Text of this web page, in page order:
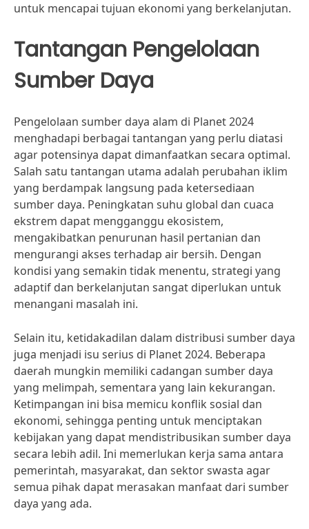
untuk mencapai tujuan ekonomi yang berkelanjutan.
Tantangan Pengelolaan
Sumber Daya
Pengelolaan sumber daya alam di Planet 2024
menghadapi berbagai tantangan yang perlu diatasi
agar potensinya dapat dimanfaatkan secara optimal.
Salah satu tantangan utama adalah perubahan iklim
yang berdampak langsung pada ketersediaan
sumber daya. Peningkatan suhu global dan cuaca
ekstrem dapat mengganggu ekosistem,
mengakibatkan penurunan hasil pertanian dan
mengurangi akses terhadap air bersih. Dengan
kondisi yang semakin tidak menentu, strategi yang
adaptif dan berkelanjutan sangat diperlukan untuk
menangani masalah ini.
Selain itu, ketidakadilan dalam distribusi sumber daya
juga menjadi isu serius di Planet 2024. Beberapa
daerah mungkin memiliki cadangan sumber daya
yang melimpah, sementara yang lain kekurangan.
Ketimpangan ini bisa memicu konflik sosial dan
ekonomi, sehingga penting untuk menciptakan
kebijakan yang dapat mendistribusikan sumber daya
secara lebih adil. Ini memerlukan kerja sama antara
pemerintah, masyarakat, dan sektor swasta agar
semua pihak dapat merasakan manfaat dari sumber
daya yang ada.